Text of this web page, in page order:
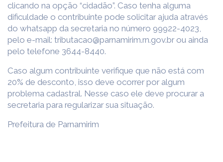
clicando na opção “cidadão”. Caso tenha alguma
dificuldade o contribuinte pode solicitar ajuda através
do whatsapp da secretaria no número 99922-4023,
pelo e-mail: tributacao@parnamirim.rn.gov.br ou ainda
pelo telefone 3644-8440.
Caso algum contribuinte verifique que não está com
20% de desconto, isso deve ocorrer por algum
problema cadastral. Nesse caso ele deve procurar a
secretaria para regularizar sua situação.
Prefeitura de Parnamirim